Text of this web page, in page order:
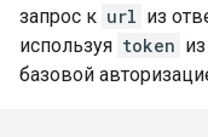
запрос к url из
используя token
базовой